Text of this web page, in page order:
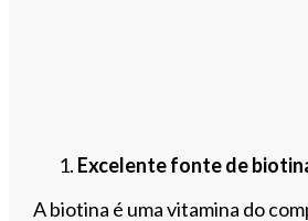
Excelente fonte de
A biotina é uma vitamina do